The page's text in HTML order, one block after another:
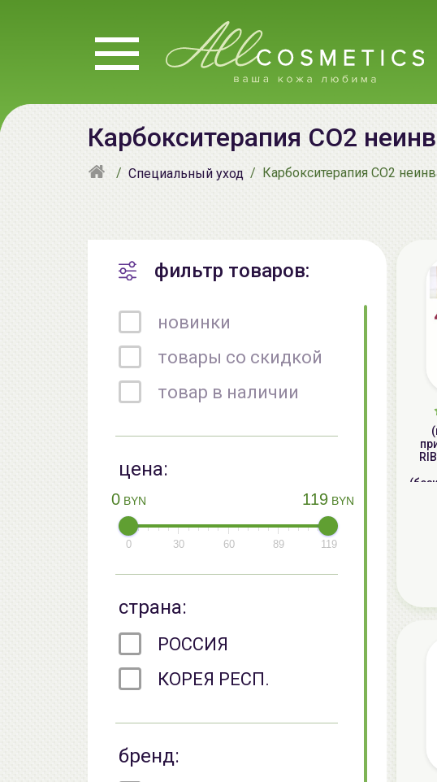
Карбокситерапия CO2
Специальный уход Карбокситерапия CO2
фильтр товаров:
новинки
товары со скидкой
товар в наличии
цена:
0 BYN 119 BYN
0 30 60 89 119
страна:
РОССИЯ
КОРЕЯ РЕСП.
бренд:
за